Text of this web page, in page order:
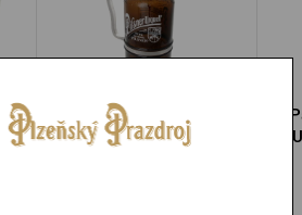
Growler Pilsner Urquell 2l